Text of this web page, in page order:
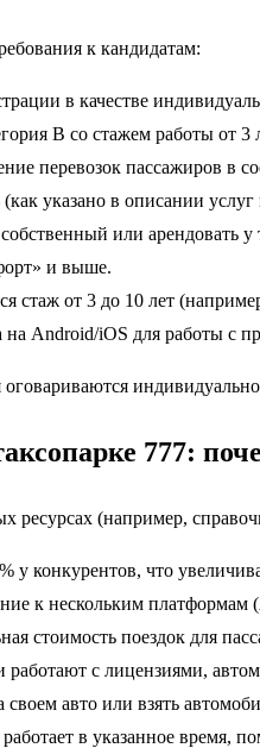
к кандидатам:
в качестве
B со стажем работы от
перевозок пассажиров
указано в описании услуг
или арендовать
и выше.
стаж от 3 до 10 лет
Android/iOS для работы с
777:
ресурсах (например,
у конкурентов, что
к нескольким платформам
стоимость поездок для
работают с лицензиями,
своем авто или взять
работает в указанное время,